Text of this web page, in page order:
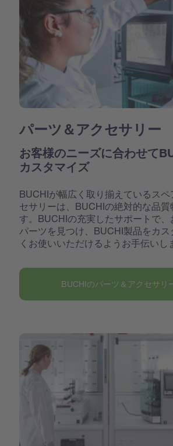
パーツ＆アクセサリー
お客様のニーズに合わせて
カスタマイズ
BUCHIが幅広く取り揃えているスペ
セサリーは、BUCHIの絶対的な品
す。BUCHIの充実したサポートで、
パーツを見つけ、BUCHI製品をカ
くお使いいただけるようお手伝いし
BUCHIのパーツ＆アクセサリ